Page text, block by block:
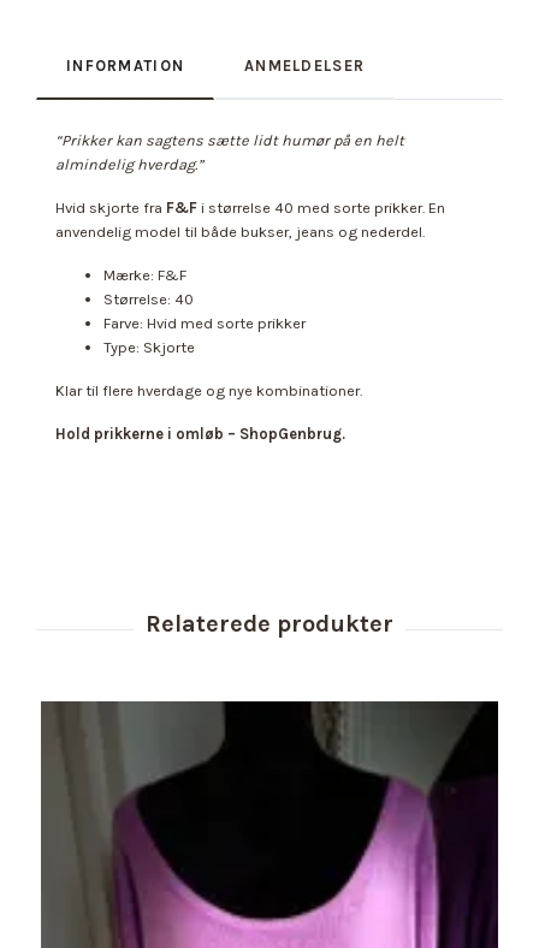
INFORMATION ANMELDELSER
“Prikker kan sagtens sætte lidt humør på en helt
almindelig hverdag.”
Hvid skjorte fra F&F i størrelse 40 med sorte prikker. En
anvendelig model til både bukser, jeans og nederdel.
Mærke: F&F
Størrelse: 40
Farve: Hvid med sorte prikker
Type: Skjorte
Klar til flere hverdage og nye kombinationer.
Hold prikkerne i omløb – ShopGenbrug.